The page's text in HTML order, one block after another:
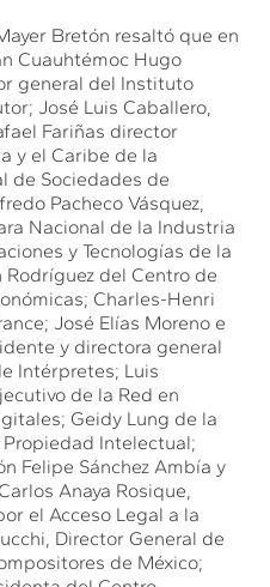
Bretón resaltó que en
Cuauhtémoc Hugo
general del Instituto
José Luis Caballero,
Fariñas director
y el Caribe de la
de Sociedades de
Pacheco Vásquez,
Nacional de la Industria
y Tecnologías de la
del Centro de
Charles-Henri
José Elías Moreno e
y directora general
Intérpretes; Luis
de la Red en
Geidy Lung de la
Intelectual;
Felipe Sánchez Ambía y
Anaya Rosique,
el Acceso Legal a la
Director General de
de México;